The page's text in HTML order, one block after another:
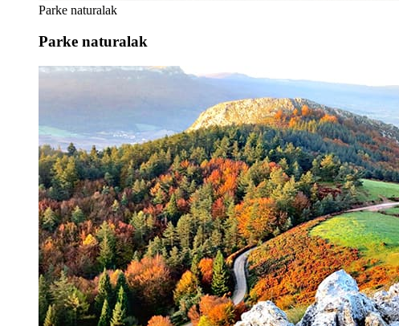
Parke naturalak
Parke naturalak